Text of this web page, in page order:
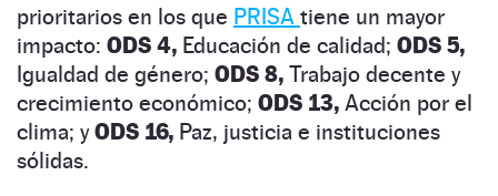
prioritarios en los que PRISA tiene un mayor
impacto: ODS 4, Educación de calidad; ODS 5,
Igualdad de género; ODS 8, Trabajo decente y
crecimiento económico; ODS 13, Acción por el
clima; yODS 16, Paz, justicia e instituciones
sólidas.